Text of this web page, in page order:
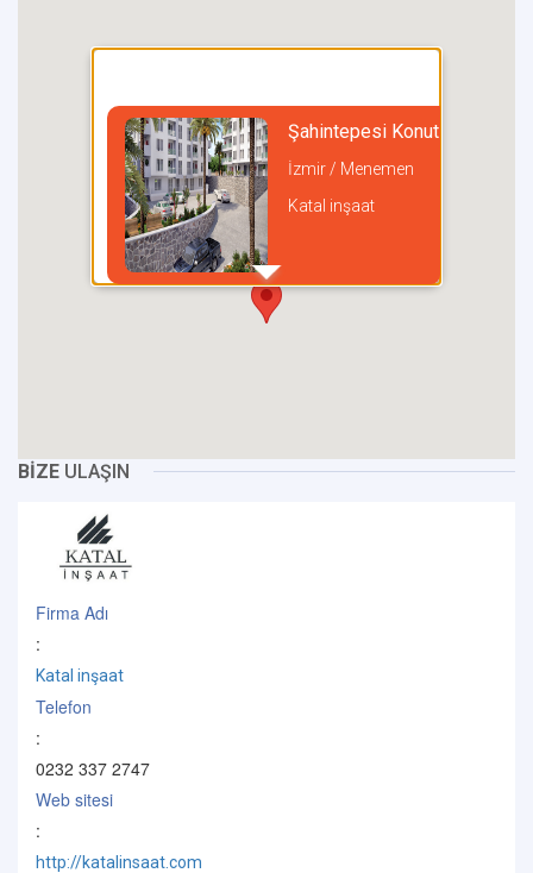
Şahintepesi Konutları
İzmir / Menemen
Katal inşaat
BİZE ULAŞIN
Firma Adı
:
Katal inşaat
Telefon
:
0232 337 2747
Web sitesi
:
http://katalinsaat.com